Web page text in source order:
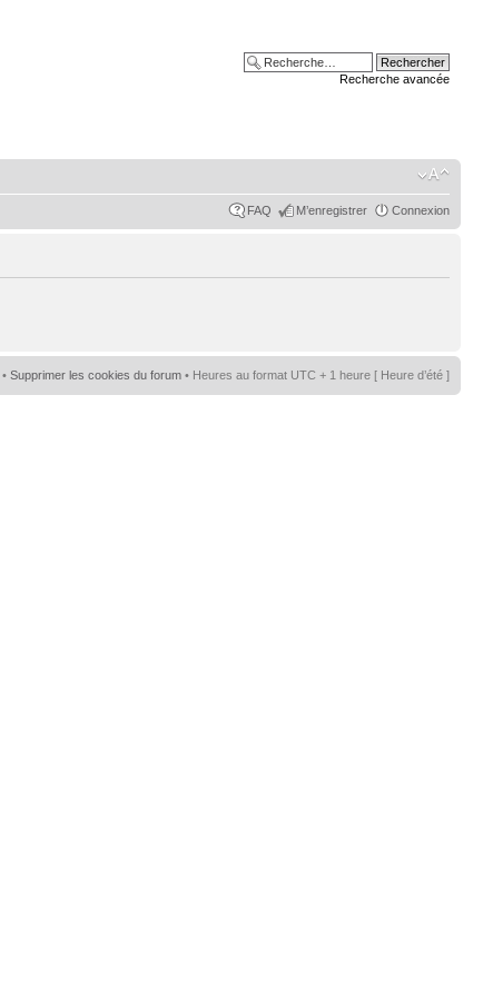
Recherche avancée
FAQ M’enregistrer Connexion
• Supprimer les cookies du forum • Heures au format UTC + 1 heure [ Heure d’été ]